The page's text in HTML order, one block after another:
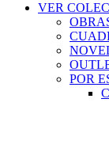
VER
POR